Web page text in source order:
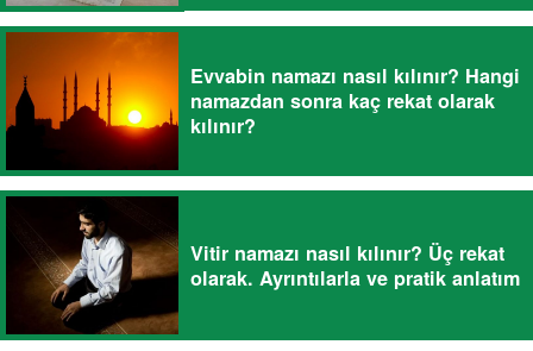
Evvabin namazı nasıl kılınır? Hangi
namazdan sonra kaç rekat olarak
kılınır?
Vitir namazı nasıl kılınır? Üç rekat
olarak. Ayrıntılarla ve pratik anlatım